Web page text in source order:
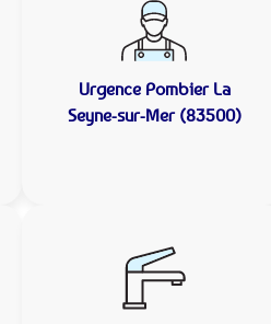
Urgence Pombier La
Seyne-sur-Mer (83500)